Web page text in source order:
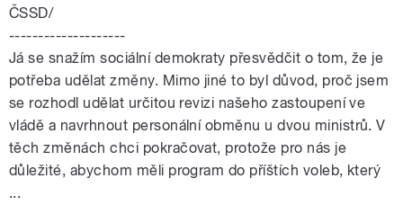
ČSSD/
--------------------
Já se snažím sociální demokraty přesvědčit o tom, že je
potřeba udělat změny. Mimo jiné to byl důvod, proč jsem
se rozhodl udělat určitou revizi našeho zastoupení ve
vládě a navrhnout personální obměnu u dvou ministrů. V
těch změnách chci pokračovat, protože pro nás je
důležité, abychom měli program do příštích voleb, který
...